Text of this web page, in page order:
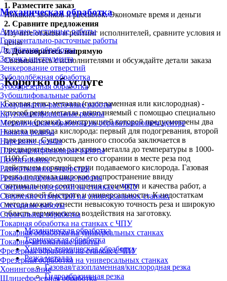
Механическая обработка
Алмазно-расточные работы
Горизонтально-расточные работы
Долбёжная обработка
Заточка инструмента
Зенкерование отверстий
Зубодолбёжная обработка
Зубофрезерная обработка
Зубошлифовальные работы
Координатно-расточные работы
Круглошлифовальные работы
Механическая обработка на обрабатывающем центре
Накатка резьбы
Нарезание резьбы
Плоскошлифовальные работы
Протягивание
Развертывание отверстий
Резьбошлифовальные работы
Сверление отверстий на станках с ЧПУ
Сверление отверстий на универсальных станках
Слесарные работы
Строгальная обработка
Токарная обработка на станках с ЧПУ
Токарная обработка на универсальных станках
Токарно-автоматные работы
Фрезерная обработка на станках с ЧПУ
Фрезерная обработка на универсальных станках
Хонингование
Шлицефрезерная обработка
1. Разместите заказ
Никаких звонков и рассылок. Экономьте время и деньги
2. Сравните предложения
Изучите отзывы и рейтинг исполнителей, сравните условия и
цены
3.Договоритесь напрямую
Связывайтесь с исполнителями и обсуждайте детали заказа
Коротко об услуге
Газовая резка металла (газопламенная или кислородная) -
способ резки металла, выполняемый с помощью специально
горелки (резака), конструкцией которой предусмотрены два
канала подвода кислорода: первый для подогревания, второй
для резки. Сущность данного способа заключается в
предварительном разогреве металла до температуры в 1000-
1100 С и последующем его сгорании в месте реза под
действием горящей струи подаваемого кислорода. Газовая
резка получила широкое распространение ввиду
оптимального соотношения стоимости и качества работ, а
также своей быстроте и универсальности. К недостаткам
метода можно отнести невысокую точность реза и широкую
область термического воздействия на заготовку.
Механическая обработка
Термическая обработка
Химико-термическая обработка
Резка металла
Газовая/газопламенная/кислородная резка
Гидроабразивная резка